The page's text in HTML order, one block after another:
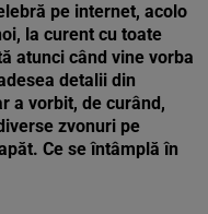
pe internet, acolo
la curent cu toate
atunci când vine vorba
detalii din
a vorbit, de curând,
zvonuri pe
Ce se întâmplă în